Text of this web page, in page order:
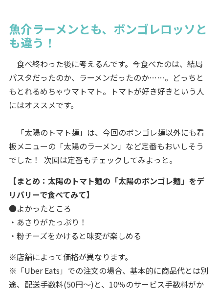
魚介ラーメンとも、ボンゴレロッソと
も違う！
食べ終わった後に考えるんです。今食べたのは、結局
パスタだったのか、ラーメンだったのか……。どっちと
もとれるめちゃウマトマト。トマトが好き好きという人
にはオススメです。
「太陽のトマト麺」は、今回のボンゴレ麺以外にも看
板メニューの「太陽のラーメン」など定番もおいしそう
でした！ 次回は定番もチェックしてみよっと。
【まとめ：太陽のトマト麺の「太陽のボンゴレ麺」をデ
リバリーで食べてみて】
●よかったところ
・あさりがたっぷり！
・粉チーズをかけると味変が楽しめる
※店舗によって価格が異なります。
※「Uber Eats」での注文の場合、基本的に商品代とは別
途、配送手数料(50円～)と、10％のサービス手数料がか